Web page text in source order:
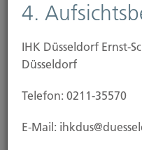
21.11.2025
Schäden richtig
Mit dem Herbst
4.
IHK Düsseldorf Ernst-
Düsseldorf
Telefon: 0211-35570
E-Mail: